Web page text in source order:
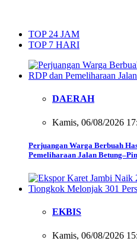
TOP 24 JAM
TOP 7 HARI
DAERAH
Kamis, 06/08/2026
Perjuangan Warga Berbuah
Pemeliharaan Jalan
EKBIS
Kamis, 06/08/2026